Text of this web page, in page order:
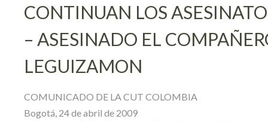
CONTINUAN LOS
– ASESINADO EL
LEGUIZAMON
COMUNICADO DE LA CUT COLOMBIA
Bogotá, 24 de abril de 2009